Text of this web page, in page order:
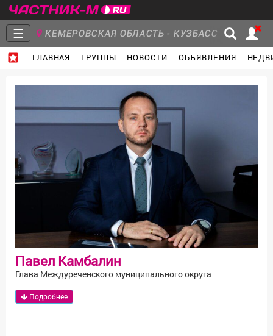
☰ КЕМЕРОВСКАЯ ОБЛАСТЬ - КУЗБАСС
ГЛАВНАЯ ГРУППЫ НОВОСТИ ОБЪЯВЛЕНИЯ
Объявления Недвижимость
Афиша Обучение Проекты
Павел Камбалин
Глава Междуреченского муниципального округа
Подробнее